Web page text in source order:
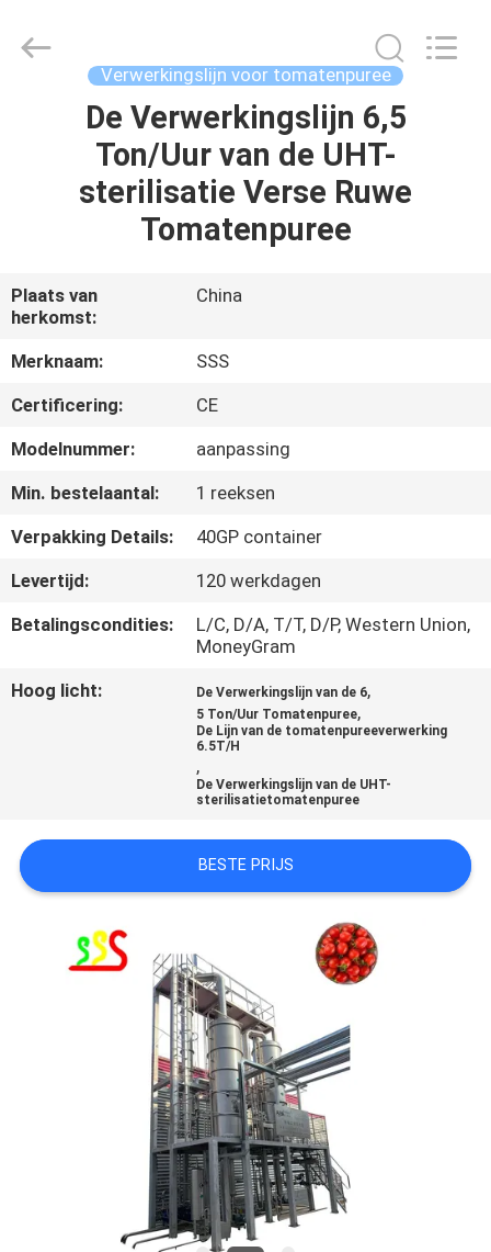
THUIS
PRODUCTEN
OVER
ONS
FABRIEKSTOCHT
KWALITEITSCONTROLE
NEEM
CONTACT
ONS
EEN
OFFERTE
SITEMAP
Verwerkingslijn voor tomatenpuree
De Verwerkingslijn 6,5
Ton/Uur van de UHT-
sterilisatie Verse Ruwe
Tomatenpuree
Plaats van
herkomst:
China
Merknaam:
SSS
Certificering:
CE
Modelnummer:
aanpassing
Min. bestelaantal:
1 reeksen
Verpakking Details:
40GP container
Levertijd:
120 werkdagen
Betalingscondities:
L/C, D/A, T/T, D/P, Western Union,
MoneyGram
Hoog licht:
De Verwerkingslijn van de 6,
5 Ton/Uur Tomatenpuree,
De Lijn van de tomatenpureeverwerking
6.5T/H
,
De Verwerkingslijn van de UHT-
sterilisatietomatenpuree
BESTE PRIJS